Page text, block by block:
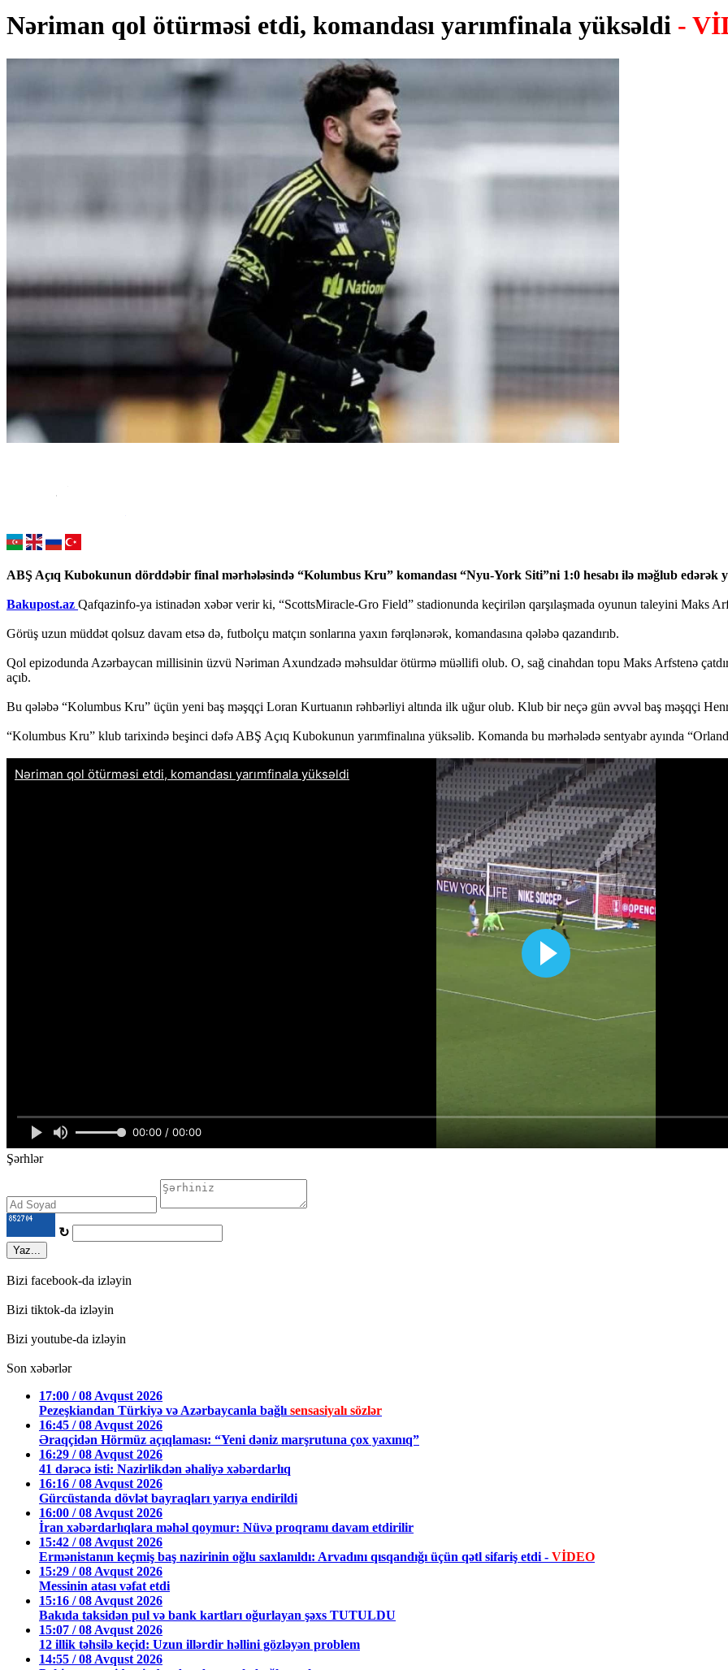
Nəriman qol ötürməsi etdi, komandası yarımfinala yüksəldi -
ABŞ Açıq Kubokunun dörddəbir final mərhələsində “Kolumbus Kru” komandası “Nyu-York Siti”ni 1:0 hesabı ilə məğlub edərək
Bakupost.az Qafqazinfo-ya istinadən xəbər verir ki, “ScottsMiracle-Gro Field” stadionunda keçirilən qarşılaşmada oyunun taleyini Maks
Görüş uzun müddət qolsuz davam etsə də, futbolçu matçın sonlarına yaxın fərqlənərək, komandasına qələbə qazandırıb.
Qol epizodunda Azərbaycan millisinin üzvü Nəriman Axundzadə məhsuldar ötürmə müəllifi olub. O, sağ cinahdan topu Maks Arfstenə
açıb.
Bu qələbə “Kolumbus Kru” üçün yeni baş məşqçi Loran Kurtuanın rəhbərliyi altında ilk uğur olub. Klub bir neçə gün əvvəl baş məşqçi
“Kolumbus Kru” klub tarixində beşinci dəfə ABŞ Açıq Kubokunun yarımfinalına yüksəlib. Komanda bu mərhələdə sentyabr ayında
Şərhlər
↻
Yaz...
Bizi facebook-da izləyin
Bizi tiktok-da izləyin
Bizi youtube-da izləyin
Son xəbərlər
17:00 / 08 Avqust 2026
Pezeşkiandan Türkiyə və Azərbaycanla bağlı sensasiyalı sözlər
16:45 / 08 Avqust 2026
Əraqçidən Hörmüz açıqlaması: “Yeni dəniz marşrutuna çox yaxınıq”
16:29 / 08 Avqust 2026
41 dərəcə isti: Nazirlikdən əhaliyə xəbərdarlıq
16:16 / 08 Avqust 2026
Gürcüstanda dövlət bayraqları yarıya endirildi
16:00 / 08 Avqust 2026
İran xəbərdarlıqlara məhəl qoymur: Nüvə proqramı davam etdirilir
15:42 / 08 Avqust 2026
Ermənistanın keçmiş baş nazirinin oğlu saxlanıldı: Arvadını qısqandığı üçün qətl sifariş etdi - VİDEO
15:29 / 08 Avqust 2026
Messinin atası vəfat etdi
15:16 / 08 Avqust 2026
Bakıda taksidən pul və bank kartları oğurlayan şəxs TUTULDU
15:07 / 08 Avqust 2026
12 illik təhsilə keçid: Uzun illərdir həllini gözləyən problem
14:55 / 08 Avqust 2026